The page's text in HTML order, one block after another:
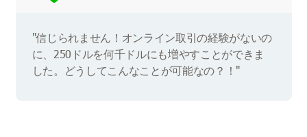
"信じられません！オンライン取引の経験がないの
に、250ドルを何千ドルにも増やすことができま
した。どうしてこんなことが可能なの？！"